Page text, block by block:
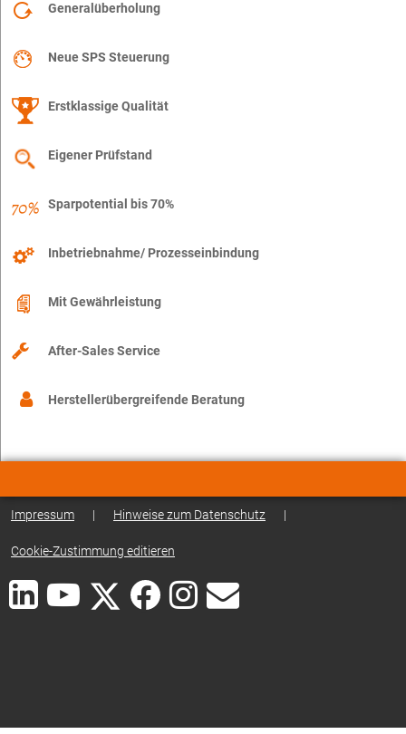
Generalüberholung
Neue SPS Steuerung
Erstklassige Qualität
Eigener Prüfstand
Sparpotential bis 70%
Inbetriebnahme/ Prozesseinbindung
Mit Gewährleistung
After-Sales Service
Herstellerübergreifende Beratung
Impressum | Hinweise zum Datenschutz |
Cookie-Zustimmung editieren